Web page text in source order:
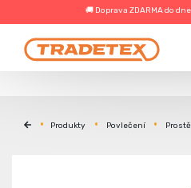
🚚 Doprava ZDARMA do
Produkty Povlečení